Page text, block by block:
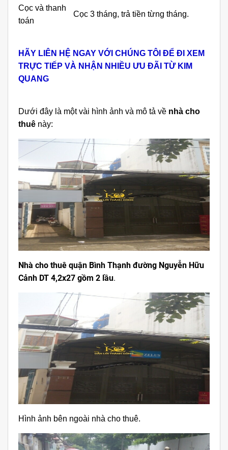
Cọc và thanh
toán
Cọc 3 tháng, trả tiền từng tháng.
HÃY LIÊN HỆ NGAY VỚI CHÚNG TÔI ĐỂ ĐI XEM
TRỰC TIẾP VÀ NHẬN NHIỀU ƯU ĐÃI TỪ KIM
QUANG
Dưới đây là một vài hình ảnh và mô tả về nhà cho
thuê này:
Nhà cho thuê quận Bình Thạnh đường Nguyễn Hữu
Cảnh DT 4,2x27 gồm 2 lầu.
Hình ảnh bên ngoài nhà cho thuê.